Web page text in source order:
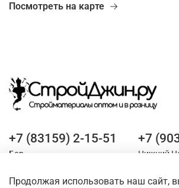
Посмотреть на карте
+7 (83159) 2-15-51
Бор
+7
Нижний
Продолжая использовать наш сайт,